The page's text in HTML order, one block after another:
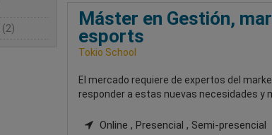
(2)
Máster en Gestión,
esports
Tokio School
El mercado requiere de expertos del
responder a estas nuevas necesidades y
Online , Presencial , Semi-presencial